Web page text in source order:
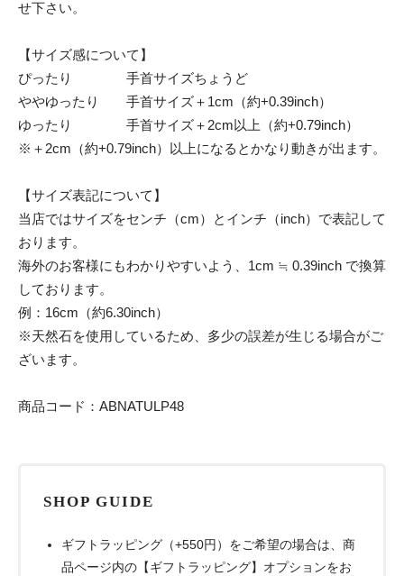
せ下さい。
【サイズ感について】
ぴったり 手首サイズちょうど
ややゆったり 手首サイズ＋1cm（約+0.39inch）
ゆったり 手首サイズ＋2cm以上（約+0.79inch）
※＋2cm（約+0.79inch）以上になるとかなり動きが出ます。
【サイズ表記について】
当店ではサイズをセンチ（cm）とインチ（inch）で表記して
おります。
海外のお客様にもわかりやすいよう、1cm ≒ 0.39inch で換算
しております。
例：16cm（約6.30inch）
※天然石を使用しているため、多少の誤差が生じる場合がご
ざいます。
商品コード：ABNATULP48
SHOP GUIDE
ギフトラッピング（+550円）をご希望の場合は、商
品ページ内の【ギフトラッピング】オプションをお